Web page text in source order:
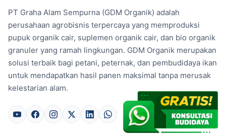
PT Graha Alam Sempurna (GDM Organik) adalah
perusahaan agrobisnis terpercaya yang memproduksi
pupuk organik cair, suplemen organik cair, dan bio organik
granuler yang ramah lingkungan. GDM Organik merupakan
solusi terbaik bagi petani, peternak, dan pembudidaya ikan
untuk mendapatkan hasil panen maksimal tanpa merusak
kelestarian alam.